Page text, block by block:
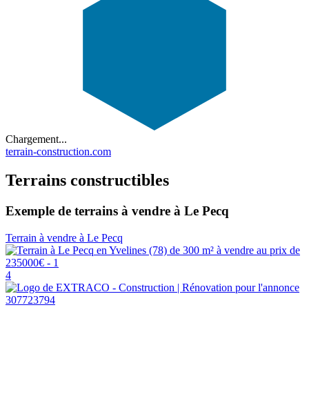
Chargement...
terrain-construction.com
Terrains constructibles
Exemple de terrains à vendre à Le Pecq
Terrain à vendre à Le Pecq
4